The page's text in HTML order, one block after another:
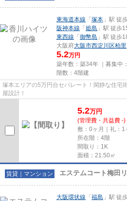
東海道本線 「 塚本 」駅 徒
阪神本線 「 姫島 」駅 徒歩
東西線 「 御幣島 」駅 徒歩
大阪府大阪市西淀川区柏里
5.2万円
築年数：築34年 ｜募集中：
階数：4階建
塚本エリアの5万円台セパレート！閑静な住宅
屋設計！
5.2万円
(管理費・共益費 -)
敷：0ヶ月｜礼：1
所在階：4階
間取り：1K
面積：21.50㎡
賃貸｜マンション エステムコート梅田
大阪環状線 「 福島 」駅 徒